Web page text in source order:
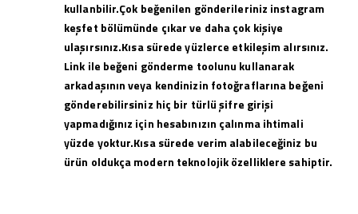
kullanbilir.Çok beğenilen gönderileriniz instagram
keşfet bölümünde çıkar ve daha çok kişiye
ulaşırsınız.Kısa sürede yüzlerce etkileşim alırsınız.
Link ile beğeni gönderme toolunu kullanarak
arkadaşının veya kendinizin fotoğraflarına beğeni
gönderebilirsiniz hiç bir türlü şifre girişi
yapmadığınız için hesabınızın çalınma ihtimali
yüzde yoktur.Kısa sürede verim alabileceğiniz bu
ürün oldukça modern teknolojik özelliklere sahiptir.